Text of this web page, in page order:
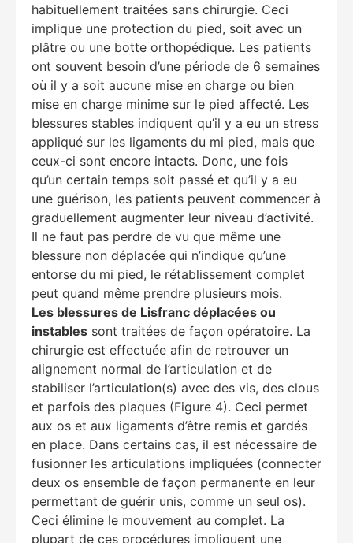
habituellement traitées sans chirurgie. Ceci
implique une protection du pied, soit avec un
plâtre ou une botte orthopédique. Les patients
ont souvent besoin d’une période de 6 semaines
où il y a soit aucune mise en charge ou bien
mise en charge minime sur le pied affecté. Les
blessures stables indiquent qu’il y a eu un stress
appliqué sur les ligaments du mi pied, mais que
ceux-ci sont encore intacts. Donc, une fois
qu’un certain temps soit passé et qu’il y a eu
une guérison, les patients peuvent commencer à
graduellement augmenter leur niveau d’activité.
Il ne faut pas perdre de vu que même une
blessure non déplacée qui n’indique qu’une
entorse du mi pied, le rétablissement complet
peut quand même prendre plusieurs mois.
Les blessures de Lisfranc déplacées ou
instables sont traitées de façon opératoire. La
chirurgie est effectuée afin de retrouver un
alignement normal de l’articulation et de
stabiliser l’articulation(s) avec des vis, des clous
et parfois des plaques (Figure 4). Ceci permet
aux os et aux ligaments d’être remis et gardés
en place. Dans certains cas, il est nécessaire de
fusionner les articulations impliquées (connecter
deux os ensemble de façon permanente en leur
permettant de guérir unis, comme un seul os).
Ceci élimine le mouvement au complet. La
plupart de ces procédures impliquent une